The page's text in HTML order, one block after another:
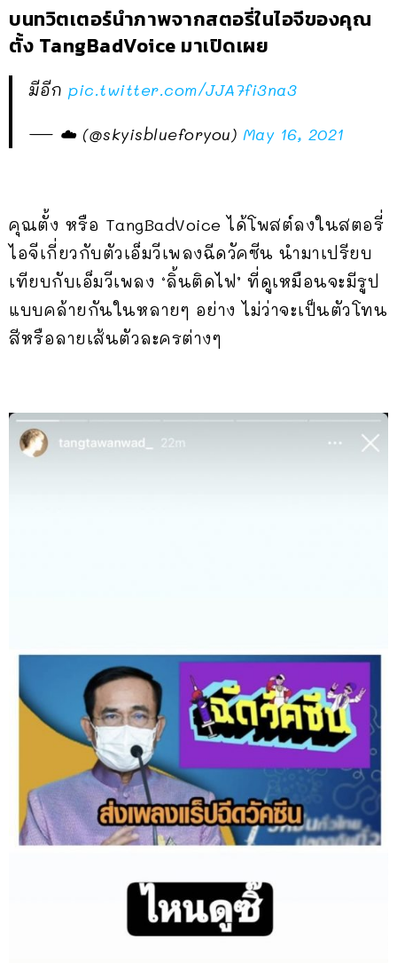
บนทวิตเตอร์นำภาพจากสตอรี่ในไอจีของคุณ
ตั้ง TangBadVoice มาเปิดเผย
มีอีก pic.twitter.com/JJA7fi3na3
— ☁️ (@skyisblueforyou) May 16, 2021
คุณตั้ง หรือ TangBadVoice ได้โพสต์ลงในสตอรี่
ไอจีเกี่ยวกับตัวเอ็มวีเพลงฉีดวัคซีน นำมาเปรียบ
เทียบกับเอ็มวีเพลง ‘ลิ้นติดไฟ’ ที่ดูเหมือนจะมีรูป
แบบคล้ายกันในหลายๆ อย่าง ไม่ว่าจะเป็นตัวโทน
สีหรือลายเส้นตัวละครต่างๆ